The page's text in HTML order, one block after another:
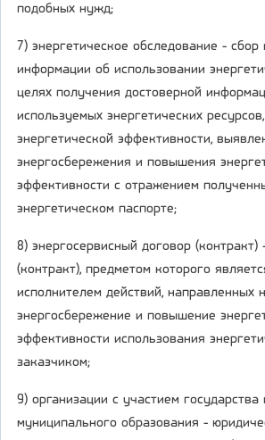
подобных нужд;
7) энергетическое обследование - сбор
информации об использовании
целях получения достоверной
используемых энергетических
энергетической эффективности,
энергосбережения и повышения
эффективности с отражением
энергетическом паспорте;
8) энергосервисный договор (контракт)
(контракт), предметом которого
исполнителем действий, направленных
энергосбережение и повышение
эффективности использования
заказчиком;
9) организации с участием государства
муниципального образования -